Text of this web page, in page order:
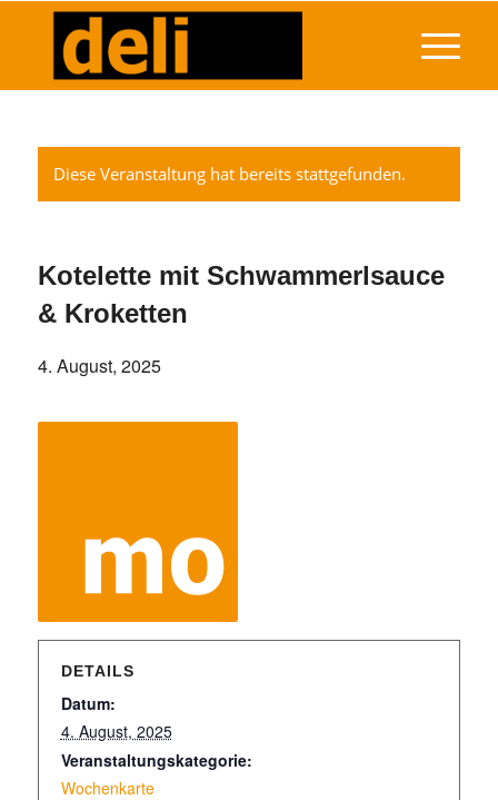
Diese Veranstaltung hat bereits stattgefunden.
Kotelette mit Schwammerlsauce
& Kroketten
4. August, 2025
DETAILS
Datum:
4. August, 2025
Veranstaltungskategorie:
Wochenkarte